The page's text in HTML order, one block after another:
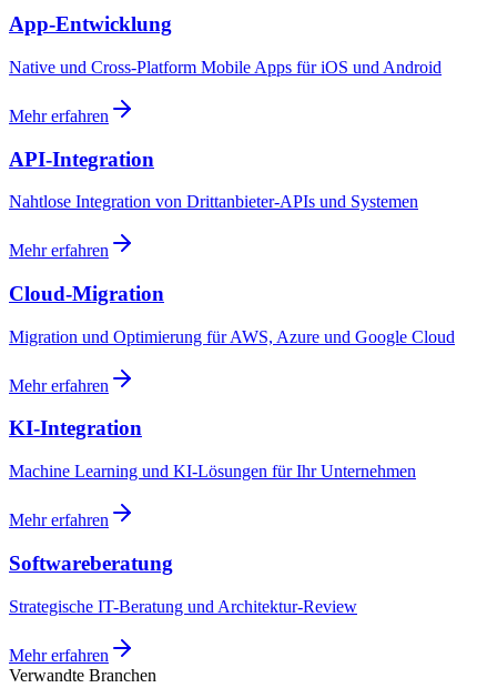
App-Entwicklung
Native und Cross-Platform Mobile Apps für iOS und Android
Mehr erfahren
API-Integration
Nahtlose Integration von Drittanbieter-APIs und Systemen
Mehr erfahren
Cloud-Migration
Migration und Optimierung für AWS, Azure und Google Cloud
Mehr erfahren
KI-Integration
Machine Learning und KI-Lösungen für Ihr Unternehmen
Mehr erfahren
Softwareberatung
Strategische IT-Beratung und Architektur-Review
Mehr erfahren
Verwandte Branchen